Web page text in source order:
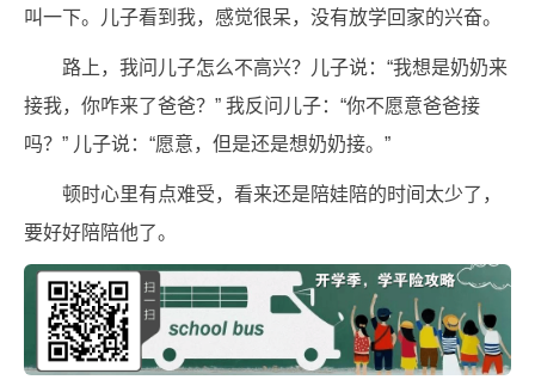
叫一下。儿子看到我，感觉很呆，没有放学回家的兴奋。
路上，我问儿子怎么不高兴？儿子说：“我想是奶奶来
接我，你咋来了爸爸？” 我反问儿子：“你不愿意爸爸接
吗？” 儿子说：“愿意，但是还是想奶奶接。”
顿时心里有点难受，看来还是陪娃陪的时间太少了，
要好好陪陪他了。